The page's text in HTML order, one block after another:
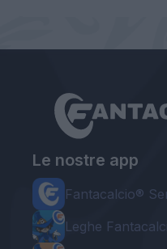
Le nostre app
Fantacalcio®
Leghe